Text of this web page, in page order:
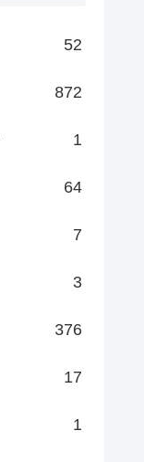
52
872
1
64
7
3
376
17
1